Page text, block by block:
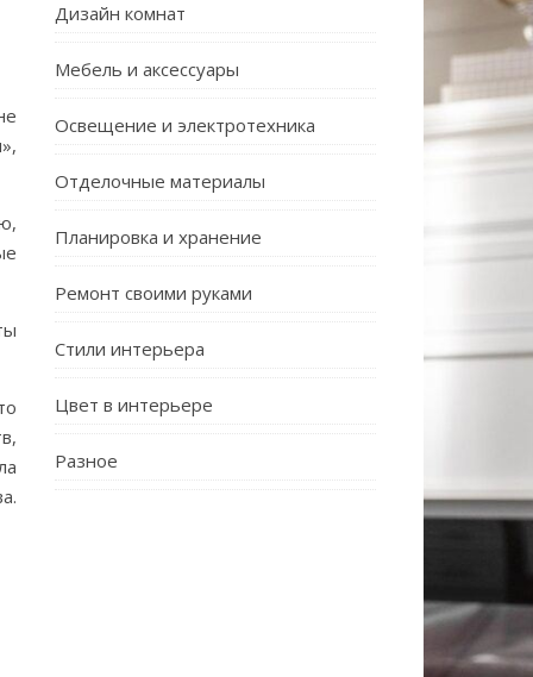
Дизайн комнат
Мебель и аксессуары
Освещение и электротехника
Отделочные материалы
Планировка и хранение
Ремонт своими руками
Стили интерьера
Цвет в интерьере
Разное